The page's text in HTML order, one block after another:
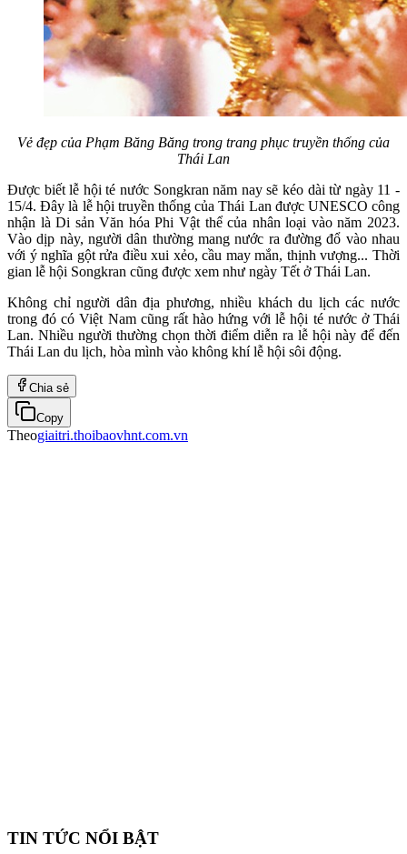
Vẻ đẹp của Phạm Băng Băng trong trang phục truyền thống của
Thái Lan
Được biết lễ hội té nước Songkran năm nay sẽ kéo dài từ ngày 11 -
15/4. Đây là lễ hội truyền thống của Thái Lan được UNESCO công
nhận là Di sản Văn hóa Phi Vật thể của nhân loại vào năm 2023.
Vào dịp này, người dân thường mang nước ra đường đổ vào nhau
với ý nghĩa gột rửa điều xui xẻo, cầu may mắn, thịnh vượng... Thời
gian lễ hội Songkran cũng được xem như ngày Tết ở Thái Lan.
Không chỉ người dân địa phương, nhiều khách du lịch các nước
trong đó có Việt Nam cũng rất hào hứng với lễ hội té nước ở Thái
Lan. Nhiều người thường chọn thời điểm diễn ra lễ hội này để đến
Thái Lan du lịch, hòa mình vào không khí lễ hội sôi động.
Chia sẻ
Copy
Theogiaitri.thoibaovhnt.com.vn
TIN TỨC NỔI BẬT